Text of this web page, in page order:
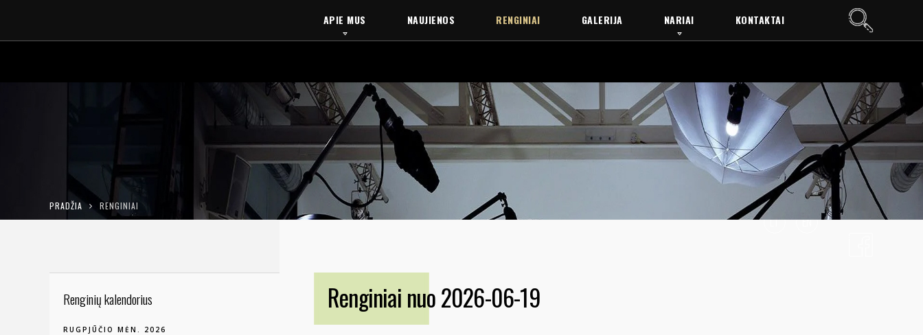
APIE MUS NAUJIENOS RENGINIAI GALERIJA NARIAI KONTAKTAI
LT EN
PRADŽIA RENGINIAI
Renginių kalendorius
RUGPJŪČIO MĖN. 2026
Renginiai nuo 2026-06-19